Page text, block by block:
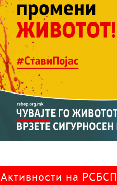
Активности на РСБСП